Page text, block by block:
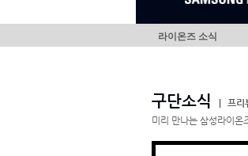
라이온즈 소식
구단소식
프리
미리 만나는 삼성라이온